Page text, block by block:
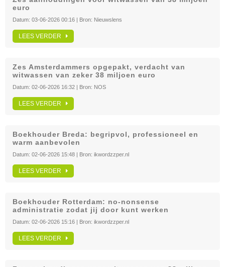
euro
Datum: 03-06-2026 00:16 | Bron: Nieuwslens
LEES VERDER
Zes Amsterdammers opgepakt, verdacht van
witwassen van zeker 38 miljoen euro
Datum: 02-06-2026 16:32 | Bron: NOS
LEES VERDER
Boekhouder Breda: begripvol, professioneel en
warm aanbevolen
Datum: 02-06-2026 15:48 | Bron: ikwordzzper.nl
LEES VERDER
Boekhouder Rotterdam: no-nonsense
administratie zodat jij door kunt werken
Datum: 02-06-2026 15:16 | Bron: ikwordzzper.nl
LEES VERDER